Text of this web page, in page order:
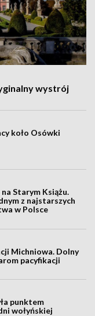
wystrój
koło Osówki
Starym Książu.
z najstarszych
w Polsce
Michniowa. Dolny
pacyfikacji
punktem
wołyńskiej